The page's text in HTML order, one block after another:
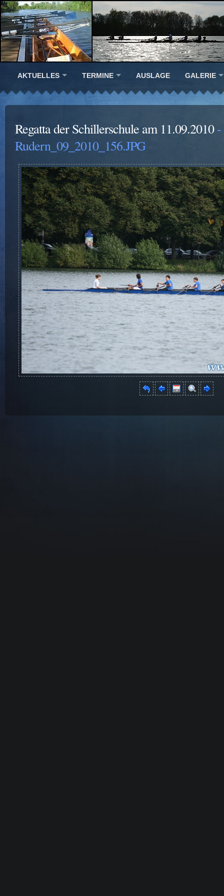
AKTUELLES TERMINE AUSLAGE GALERIE
Regatta der Schillerschule am 11.09.2010-
Rudern_09_2010_156.JPG